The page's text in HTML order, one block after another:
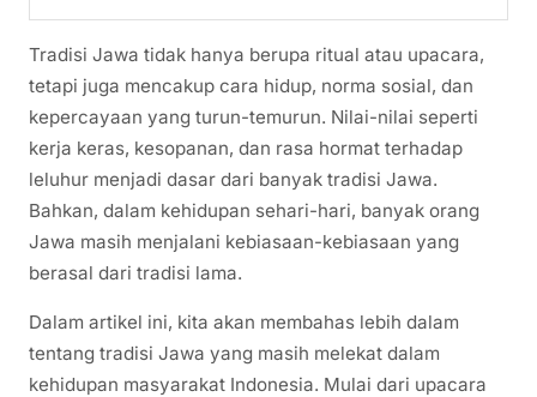
Tradisi Jawa tidak hanya berupa ritual atau upacara,
tetapi juga mencakup cara hidup, norma sosial, dan
kepercayaan yang turun-temurun. Nilai-nilai seperti
kerja keras, kesopanan, dan rasa hormat terhadap
leluhur menjadi dasar dari banyak tradisi Jawa.
Bahkan, dalam kehidupan sehari-hari, banyak orang
Jawa masih menjalani kebiasaan-kebiasaan yang
berasal dari tradisi lama.
Dalam artikel ini, kita akan membahas lebih dalam
tentang tradisi Jawa yang masih melekat dalam
kehidupan masyarakat Indonesia. Mulai dari upacara